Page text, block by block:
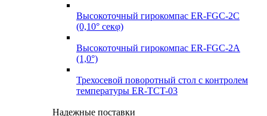
Высокоточный гирокомпас ER-FGC-2C
(0,10° секφ)
Высокоточный гирокомпас ER-FGC-2A
(1,0°)
Трехосевой поворотный стол с контролем
температуры ER-TCT-03
Надежные поставки